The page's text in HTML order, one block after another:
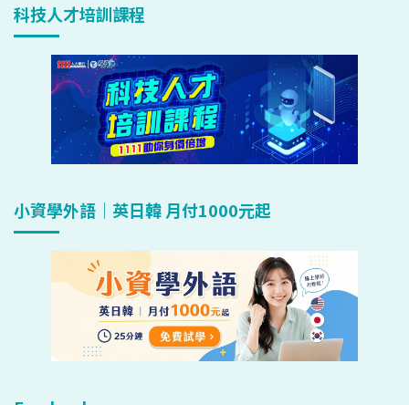
科技人才培訓課程
小資學外語｜英日韓 月付1000元起